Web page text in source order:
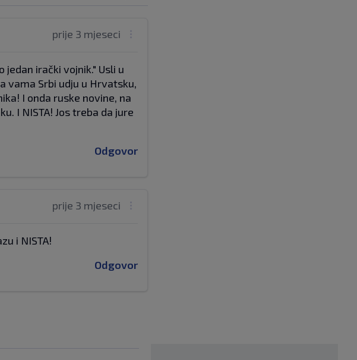
prije 3 mjeseci
irački vojnik." Usli u
vama Srbi udju u Hrvatsku,
I onda ruske novine, na
I NISTA! Jos treba da jure
Odgovor
prije 3 mjeseci
i NISTA!
Odgovor